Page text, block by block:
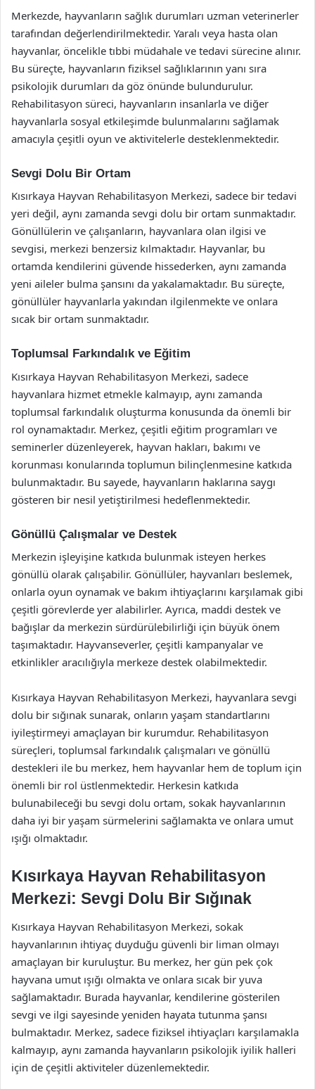
Merkezde, hayvanların sağlık durumları uzman veterinerler
tarafından değerlendirilmektedir. Yaralı veya hasta olan
hayvanlar, öncelikle tıbbi müdahale ve tedavi sürecine alınır.
Bu süreçte, hayvanların fiziksel sağlıklarının yanı sıra
psikolojik durumları da göz önünde bulundurulur.
Rehabilitasyon süreci, hayvanların insanlarla ve diğer
hayvanlarla sosyal etkileşimde bulunmalarını sağlamak
amacıyla çeşitli oyun ve aktivitelerle desteklenmektedir.
Sevgi Dolu Bir Ortam
Kısırkaya Hayvan Rehabilitasyon Merkezi, sadece bir tedavi
yeri değil, aynı zamanda sevgi dolu bir ortam sunmaktadır.
Gönüllülerin ve çalışanların, hayvanlara olan ilgisi ve
sevgisi, merkezi benzersiz kılmaktadır. Hayvanlar, bu
ortamda kendilerini güvende hissederken, aynı zamanda
yeni aileler bulma şansını da yakalamaktadır. Bu süreçte,
gönüllüler hayvanlarla yakından ilgilenmekte ve onlara
sıcak bir ortam sunmaktadır.
Toplumsal Farkındalık ve Eğitim
Kısırkaya Hayvan Rehabilitasyon Merkezi, sadece
hayvanlara hizmet etmekle kalmayıp, aynı zamanda
toplumsal farkındalık oluşturma konusunda da önemli bir
rol oynamaktadır. Merkez, çeşitli eğitim programları ve
seminerler düzenleyerek, hayvan hakları, bakımı ve
korunması konularında toplumun bilinçlenmesine katkıda
bulunmaktadır. Bu sayede, hayvanların haklarına saygı
gösteren bir nesil yetiştirilmesi hedeflenmektedir.
Gönüllü Çalışmalar ve Destek
Merkezin işleyişine katkıda bulunmak isteyen herkes
gönüllü olarak çalışabilir. Gönüllüler, hayvanları beslemek,
onlarla oyun oynamak ve bakım ihtiyaçlarını karşılamak gibi
çeşitli görevlerde yer alabilirler. Ayrıca, maddi destek ve
bağışlar da merkezin sürdürülebilirliği için büyük önem
taşımaktadır. Hayvanseverler, çeşitli kampanyalar ve
etkinlikler aracılığıyla merkeze destek olabilmektedir.
Kısırkaya Hayvan Rehabilitasyon Merkezi, hayvanlara sevgi
dolu bir sığınak sunarak, onların yaşam standartlarını
iyileştirmeyi amaçlayan bir kurumdur. Rehabilitasyon
süreçleri, toplumsal farkındalık çalışmaları ve gönüllü
destekleri ile bu merkez, hem hayvanlar hem de toplum için
önemli bir rol üstlenmektedir. Herkesin katkıda
bulunabileceği bu sevgi dolu ortam, sokak hayvanlarının
daha iyi bir yaşam sürmelerini sağlamakta ve onlara umut
ışığı olmaktadır.
Kısırkaya Hayvan Rehabilitasyon
Merkezi: Sevgi Dolu Bir Sığınak
Kısırkaya Hayvan Rehabilitasyon Merkezi, sokak
hayvanlarının ihtiyaç duyduğu güvenli bir liman olmayı
amaçlayan bir kuruluştur. Bu merkez, her gün pek çok
hayvana umut ışığı olmakta ve onlara sıcak bir yuva
sağlamaktadır. Burada hayvanlar, kendilerine gösterilen
sevgi ve ilgi sayesinde yeniden hayata tutunma şansı
bulmaktadır. Merkez, sadece fiziksel ihtiyaçları karşılamakla
kalmayıp, aynı zamanda hayvanların psikolojik iyilik halleri
için de çeşitli aktiviteler düzenlemektedir.